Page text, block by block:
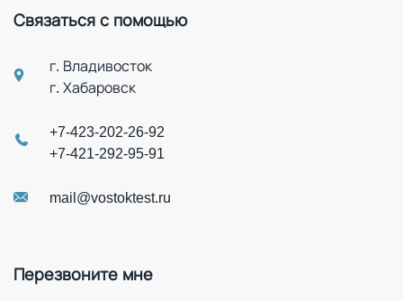
Связаться с помощью
г. Владивосток
г. Хабаровск
+7-423-202-26-92
+7-421-292-95-91
mail@vostoktest.ru
Перезвоните мне